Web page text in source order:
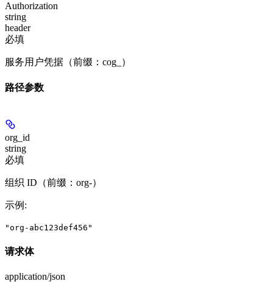
Authorization
string
header
必填
服务用户凭据（前缀：cog_）
路径参数
org_id
string
必填
组织 ID（前缀：org-）
示例 :
"org-abc123def456"
请求体
application/json